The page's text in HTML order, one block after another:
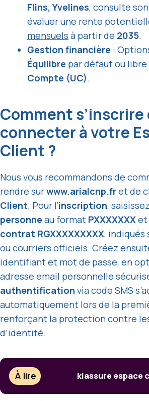
Flins, Yvelines, consulte son
évaluer une rente
mensuels à partir de 2035.
Gestion financière :
Équilibre par défaut ou libre
Compte (UC).
Comment s’inscrire
connecter à votre
Client ?
Nous vous recommandons de
rendre surwww.arialcnp.fret de
Client. Pour l’inscription,
personne au format PXXXXXXXet
contrat RGXXXXXXXXX, indiqués
ou courriers officiels. Créez
identifiant et mot de passe, en
adresse email personnelle
authentification via code SMS
automatiquement lors de la
renforçant la protection contre
d’identité.
À lire kiassure espace